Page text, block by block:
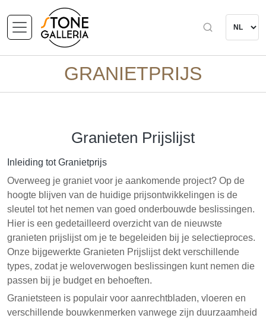
GRANIETPRIJS
Granieten Prijslijst
Inleiding tot Granietprijs
Overweeg je graniet voor je aankomende project? Op de
hoogte blijven van de huidige prijsontwikkelingen is de
sleutel tot het nemen van goed onderbouwde beslissingen.
Hier is een gedetailleerd overzicht van de nieuwste
granieten prijslijst om je te begeleiden bij je selectieproces.
Onze bijgewerkte Granieten Prijslijst dekt verschillende
types, zodat je weloverwogen beslissingen kunt nemen die
passen bij je budget en behoeften.
Granietsteen is populair voor aanrechtbladen, vloeren en
verschillende bouwkenmerken vanwege zijn duurzaamheid